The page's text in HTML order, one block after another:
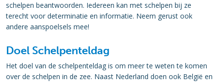
schelpen beantwoorden. Iedereen kan met schelpen bij ze
terecht voor determinatie en informatie. Neem gerust ook
andere aanspoelsels mee!
Doel Schelpenteldag
Het doel van de schelpenteldag is om meer te weten te komen
over de schelpen in de zee. Naast Nederland doen ook België en